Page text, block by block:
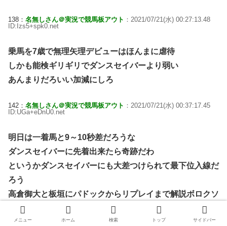
138： 名無しさん＠実況で競馬板アウト ：2021/07/21(水) 00:27:13.48
ID:Izs5+spk0.net
乗馬を7歳で無理矢理デビューはほんまに虐待
しかも能検ギリギリでダンスセイバーより弱い
あんまりだろいい加減にしろ
142： 名無しさん＠実況で競馬板アウト ：2021/07/21(水) 00:37:17.45
ID:UGa+eDnU0.net
明日は一着馬と9～10秒差だろうな
ダンスセイバーに先着出来たら奇跡だわ
というかダンスセイバーにも大差つけられて最下位入線だ
ろう
高倉御大と板垣にパドックからリプレイまで解説ボロクソ
言われるのは目に見えてる
メニュー ホーム 検索 トップ サイドバー